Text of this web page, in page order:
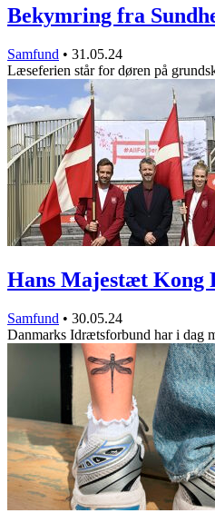
Bekymring fra
Samfund • 31.05.24
Læseferien står for døren på
Hans Majestæt
Samfund • 30.05.24
Danmarks Idrætsforbund har i dag